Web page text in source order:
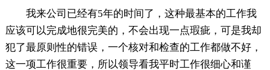
我来公司已经有5年的时间了，这种最基本的工作我
应该可以完成地很完美的，不会出现一点瑕疵，可是我却
犯了最原则性的错误，一个核对和检查的工作都做不好，
这一项工作很重要，所以领导看我平时工作很细心和谨